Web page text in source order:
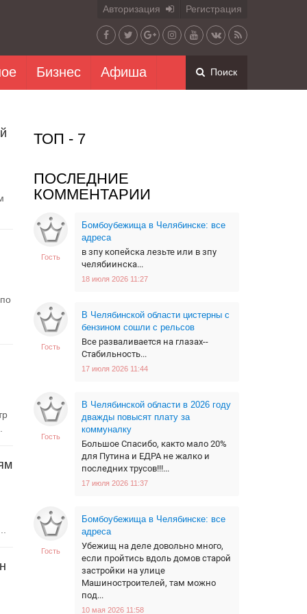
Авторизация Регистрация
Бизнес Афиша Поиск
ТОП - 7
ПОСЛЕДНИЕ
КОММЕНТАРИИ
Гость
Бомбоубежища в Челябинске: все
адреса
в зпу копейска лезьте или в зпу
челябиинска...
18 июля 2026 11:27
Гость
В Челябинской области цистерны с
бензином сошли с рельсов
Все разваливается на глазах--
Стабильность...
17 июля 2026 11:44
Гость
В Челябинской области в 2026 году
дважды повысят плату за
коммуналку
Большое Спасибо, както мало 20%
для Путина и ЕДРА не жалко и
последних трусов!!!...
17 июля 2026 11:37
Гость
Бомбоубежища в Челябинске: все
адреса
Убежищ на деле довольно много,
если пройтись вдоль домов старой
застройки на улице
Машиностроителей, там можно
под...
10 мая 2026 11:58